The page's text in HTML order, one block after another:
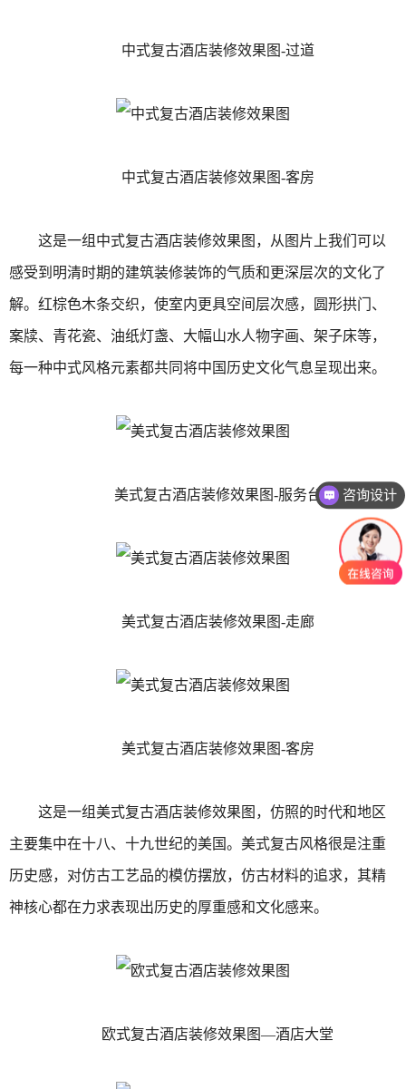
中式复古酒店装修效果图-过道
中式复古酒店装修效果图-客房
这是一组中式复古酒店装修效果图，从图片上我们可以
感受到明清时期的建筑装修装饰的气质和更深层次的文化了
解。红棕色木条交织，使室内更具空间层次感，圆形拱门、
案牍、青花瓷、油纸灯盏、大幅山水人物字画、架子床等，
每一种中式风格元素都共同将中国历史文化气息呈现出来。
美式复古酒店装修效果图-服务台
美式复古酒店装修效果图-走廊
美式复古酒店装修效果图-客房
这是一组美式复古酒店装修效果图，仿照的时代和地区
主要集中在十八、十九世纪的美国。美式复古风格很是注重
历史感，对仿古工艺品的模仿摆放，仿古材料的追求，其精
神核心都在力求表现出历史的厚重感和文化感来。
欧式复古酒店装修效果图—酒店大堂
咨询设计